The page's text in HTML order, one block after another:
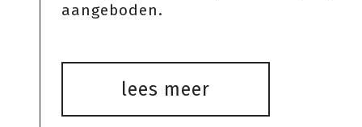
aangeboden.
lees meer